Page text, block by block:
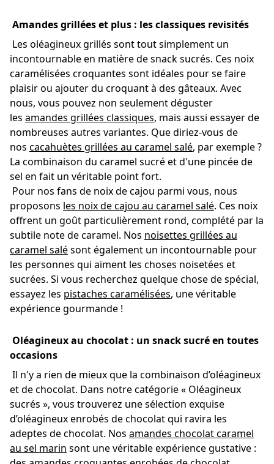
Amandes grillées et plus : les classiques revisités
Les oléagineux grillés sont tout simplement un
incontournable en matière de snack sucrés. Ces noix
caramélisées croquantes sont idéales pour se faire
plaisir ou ajouter du croquant à des gâteaux. Avec
nous, vous pouvez non seulement déguster
les amandes grillées classiques, mais aussi essayer de
nombreuses autres variantes. Que diriez-vous de
nos cacahuètes grillées au caramel salé, par exemple ?
La combinaison du caramel sucré et d'une pincée de
sel en fait un véritable point fort.
Pour nos fans de noix de cajou parmi vous, nous
proposons les noix de cajou au caramel salé. Ces noix
offrent un goût particulièrement rond, complété par la
subtile note de caramel. Nos noisettes grillées au
caramel salésont également un incontournable pour
les personnes qui aiment les choses noisetées et
sucrées. Si vous recherchez quelque chose de spécial,
essayez les pistaches caramélisées, une véritable
expérience gourmande !
Oléagineux au chocolat : un snack sucré en toutes
occasions
Il n'y a rien de mieux que la combinaison d’oléagineux
et de chocolat. Dans notre catégorie « Oléagineux
sucrés », vous trouverez une sélection exquise
d’oléagineux enrobés de chocolat qui ravira les
adeptes de chocolat. Nos amandes chocolat caramel
au sel marin sont une véritable expérience gustative :